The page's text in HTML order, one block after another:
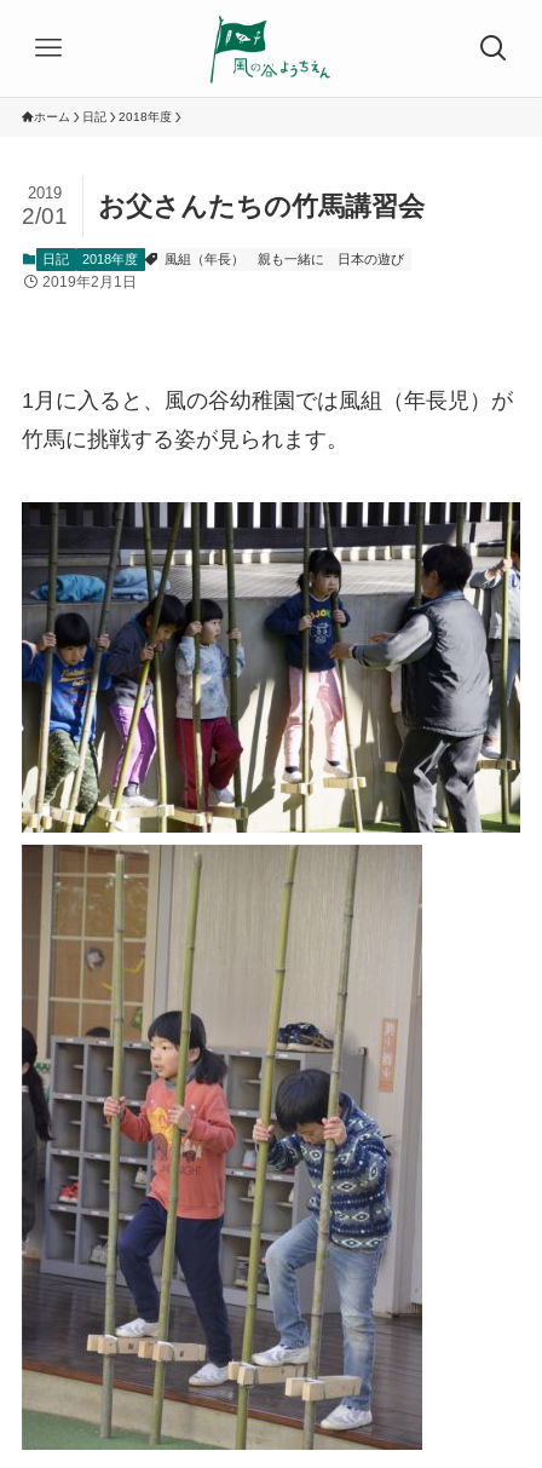
ホーム 日記 2018年度
お父さんたちの竹馬講習会
2019
2/01
日記 2018年度 風組（年長） 親も一緒に 日本の遊び
2019年2月1日
1月に入ると、風の谷幼稚園では風組（年長児）が
竹馬に挑戦する姿が見られます。